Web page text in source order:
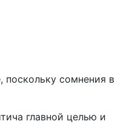
поскольку сомнения в
главной целью и